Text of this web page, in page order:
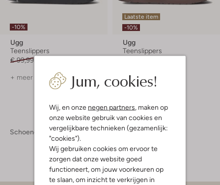
Jum, cookies!
Wij, en onze negen partners, maken op
onze website gebruik van cookies en
vergelijkbare technieken (gezamenlijk:
"cookies").
Wij gebruiken cookies om ervoor te
zorgen dat onze website goed
functioneert, om jouw voorkeuren op
te slaan, om inzicht te verkrijgen in
-10%
Ugg
Teenslippers
€ 99,99
+ meer kleuren
Laatste item
-10%
Ugg
Teenslippers
+ meer kleuren
Schoenen Slippers